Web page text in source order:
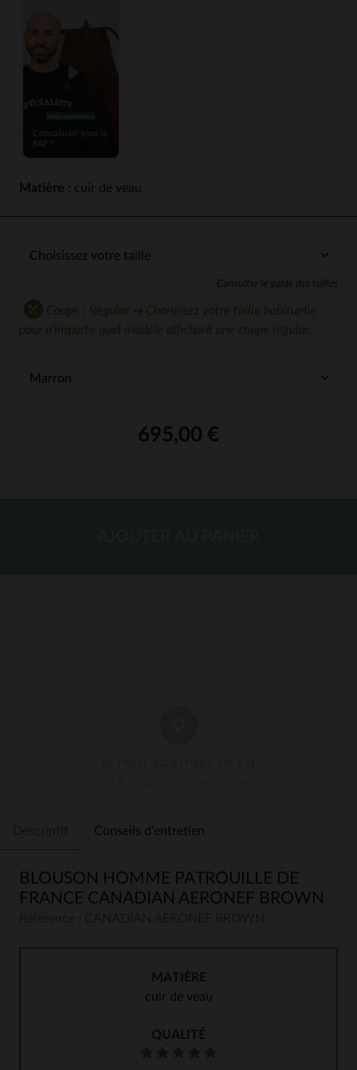
Matière : cuir de veau
Consulter le guide des tailles
Coupe : Regular ➔ Choisissez votre taille habituelle
pour n'importe quel modèle affichant une coupe regular.
695,00 €
Descriptif Conseils d'entretien
BLOUSON HOMME PATROUILLE DE
FRANCE CANADIAN AERONEF BROWN
MATIÈRE
cuir de veau
QUALITÉ